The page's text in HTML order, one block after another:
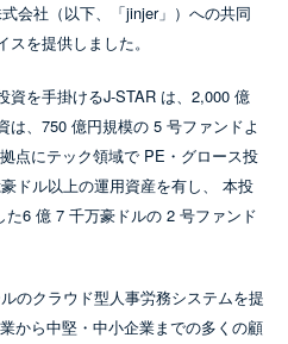
会社（以下、「jinjer」）への共同
を提供しました。
資を手掛けるJ-STAR は、2,000 億
は、750 億円規模の 5 号ファンドよ
点にテック領域で PE・グロース投
ドル以上の運用資産を有し、 本投
6 億 7 千万豪ドルの 2 号ファンド
のクラウド型人事労務システムを提
から中堅・中小企業までの多くの顧